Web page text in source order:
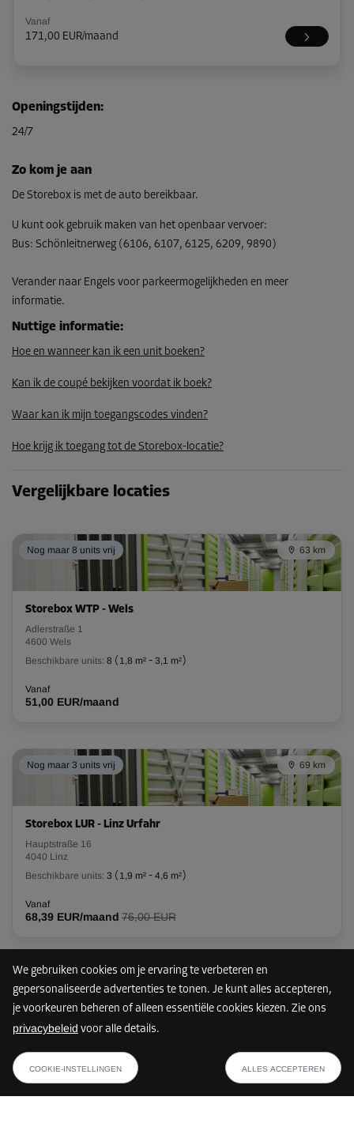
We gebruiken cookies om je ervaring te verbeteren en
gepersonaliseerde advertenties te tonen. Je kunt alles accepteren,
je voorkeuren beheren of alleen essentiële cookies kiezen. Zie ons
privacybeleid voor alle details.
COOKIE-INSTELLINGEN ALLES ACCEPTEREN
Vanaf
171,00 EUR/maand
Oppervlak: 7,4 m²
Inhoud: 18,5 m³
L:3,7 m B:2
Vanaf
Oppervlak: 5,1 m²
Inhoud: 12,8 m³
3,5
152,00 EUR/maand
Oppervlak: 3,4 m²
Vanaf
113,00 EUR/maand
Unit 25
Oppervlak: 3,3 m²
Inhoud: 8,3 m³
Vanaf
Inhoud: 25 m³
L:4,1m B:2,4
Vanaf
Unit 28
Oppervlak: 9,1 m²
Inhoud: 22,8 m³
3,8 m B: m H: 2,5
Vanaf
215,00 EUR/maand
Openingstijden:
24/7
Zo kom je aan
De Storebox is met de auto bereikbaar.
U kunt ook gebruik maken van het openbaar vervoer:
Bus: Schönleitnerweg (6106, 6107, 6125, 6209, 9890)
Verander naar Engels voor parkeermogelijkheden en meer
informatie.
Nuttige informatie:
Hoe en wanneer kan ik een unit boeken?
Kan ik de coupé bekijken voordat ik boek?
Waar kan ik mijn toegangscodes vinden?
Hoe krijg ik toegang tot de Storebox-locatie?
Vergelijkbare locaties
Nog maar 8 units vrij 63 km
Storebox WTP - Wels
Adlerstraße 1
4600 Wels
Beschikbare units: 8 ( 1,8 m² - 3,1 m²)
Vanaf
51,00 EUR/maand
Nog maar 3 units vrij 69 km
Storebox LUR - Linz Urfahr
Hauptstraße 16
4040 Linz
Beschikbare units: 3 ( 1,9 m² - 4,6 m²)
Vanaf
68,39 EUR/maand 76,00 EUR
4020 Linz
67,00 EUR/maand